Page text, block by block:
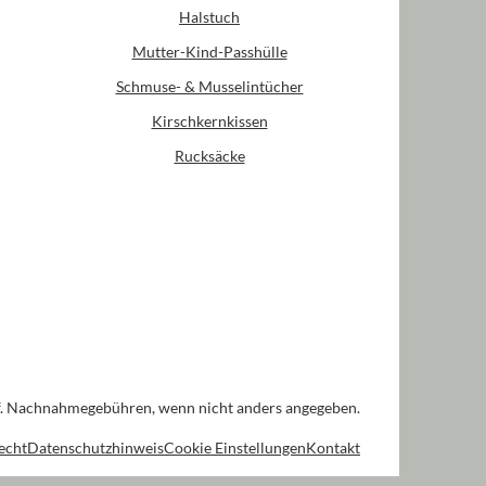
Halstuch
Mutter-Kind-Passhülle
Schmuse- & Musselintücher
Kirschkernkissen
Rucksäcke
Nachnahmegebühren, wenn nicht anders angegeben.
DatenschutzhinweisCookie EinstellungenKontakt